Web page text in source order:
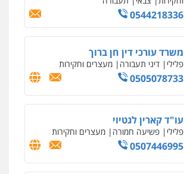
0544218336
משרד עורכי דין חן ברוך
פלילי דיני תעבורה מעצרים וחקירות
0505078733
עו"ד קארין לגטיוי
פלילי פשיעה חמורה מעצרים וחקירות
0507446995